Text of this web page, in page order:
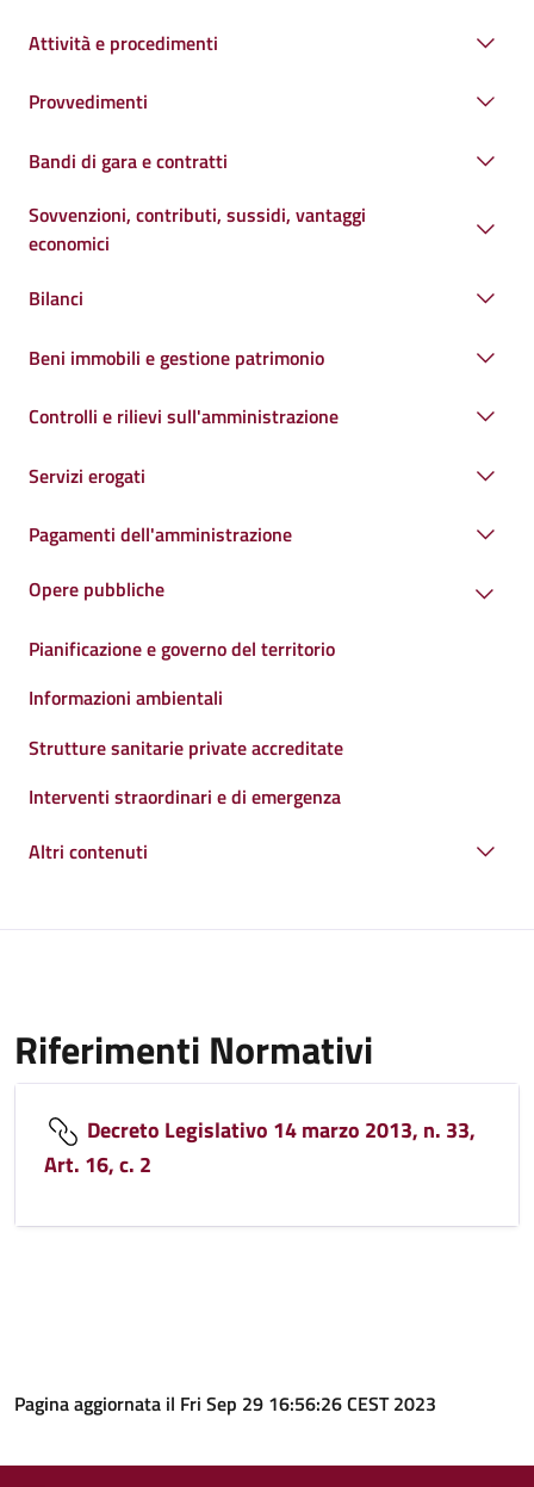
Attività e procedimenti
Provvedimenti
Bandi di gara e contratti
Sovvenzioni, contributi, sussidi, vantaggi
economici
Bilanci
Beni immobili e gestione patrimonio
Controlli e rilievi sull'amministrazione
Servizi erogati
Pagamenti dell'amministrazione
Opere pubbliche
Pianificazione e governo del territorio
Informazioni ambientali
Strutture sanitarie private accreditate
Interventi straordinari e di emergenza
Altri contenuti
Riferimenti Normativi
Decreto Legislativo 14 marzo 2013, n. 33,
Art. 16, c. 2
Pagina aggiornata il Fri Sep 29 16:56:26 CEST 2023